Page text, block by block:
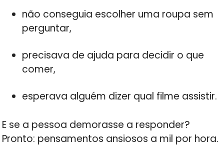
não conseguia escolher uma roupa sem
perguntar,
precisava de ajuda para decidir o que
comer,
esperava alguém dizer qual filme assistir.
E se a pessoa demorasse a responder?
Pronto: pensamentos ansiosos a mil por hora.